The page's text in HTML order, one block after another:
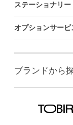
ステーショナリー
オプションサービ
ブランドから